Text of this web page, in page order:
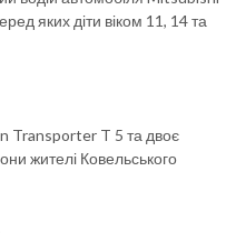
яких діти віком 11, 14 та
Transporter T 5 та двоє
жителі Ковельського